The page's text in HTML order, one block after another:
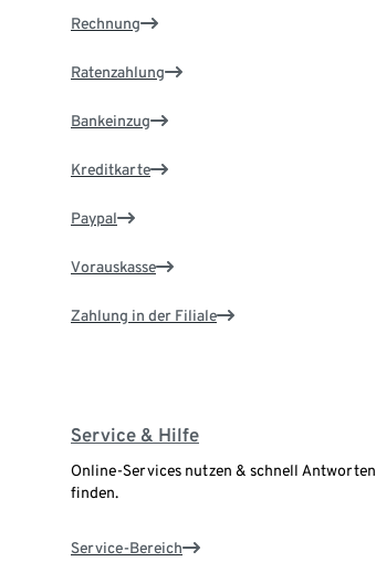
Rechnung
Ratenzahlung
Bankeinzug
Kreditkarte
Paypal
Vorauskasse
Zahlung in der Filiale
Service & Hilfe
Online-Services nutzen & schnell Antworten
finden.
Service-Bereich